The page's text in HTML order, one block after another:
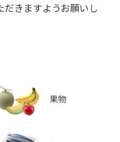
だきますようお願いし